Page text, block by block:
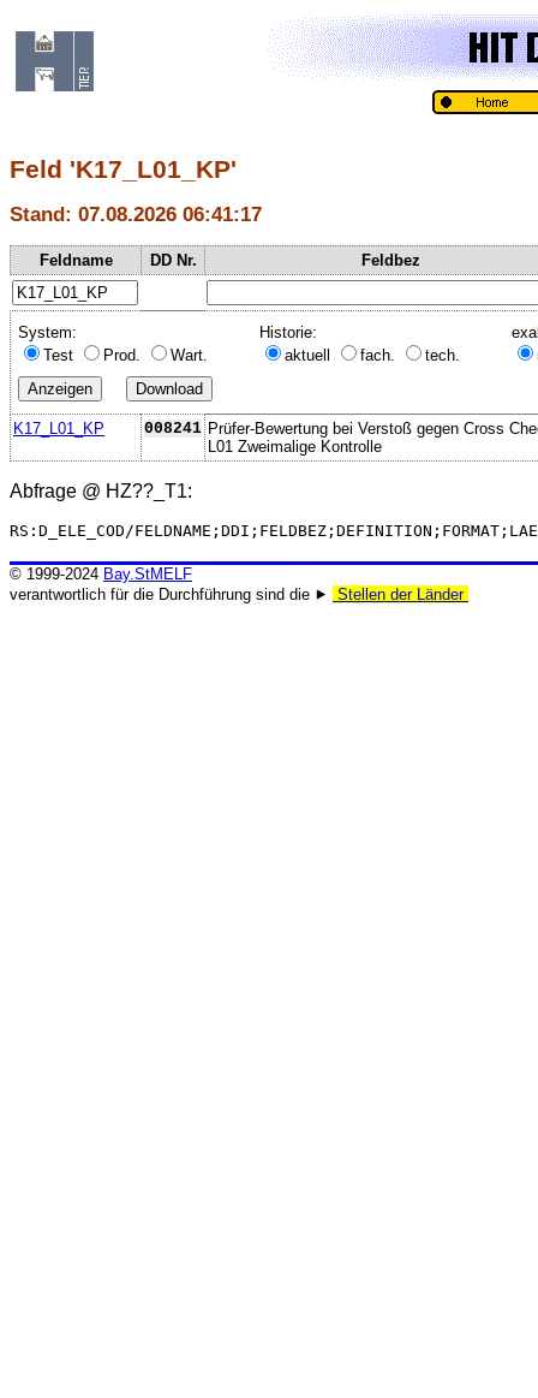
Feld 'K17_L01_KP'
Stand: 07.08.2026 06:41:17
Feldname DD Nr. Feldbez
System:
Test
Prod. Wart.
Historie:
aktuell
fach. tech.
K17_L01_KP 008241 Prüfer-Bewertung bei Verstoß gegen Cross
L01 Zweimalige Kontrolle
Abfrage @ HZ??_T1:
RS:D_ELE_COD/
© 1999-2024 Bay.StMELF
verantwortlich für die Durchführung sind die ⯈
Stellen der Länder